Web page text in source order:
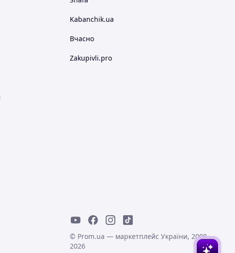
Kabanchik.ua
Вчасно
Zakupivli.pro
© Prom.ua — маркетплейс України, 2008-
2026